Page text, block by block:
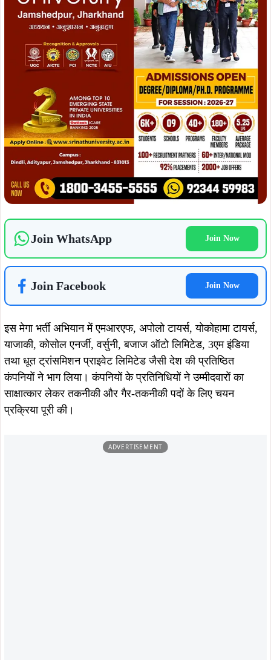
Join WhatsApp Join Now
Join Facebook Join Now
इस मेगा भर्ती अभियान में एमआरएफ, अपोलो टायर्स, योकोहामा टायर्स,
याजाकी, कोसोल एनर्जी, वर्सुनी, बजाज ऑटो लिमिटेड, 3एम इंडिया
तथा धूत ट्रांसमिशन प्राइवेट लिमिटेड जैसी देश की प्रतिष्ठित
कंपनियों ने भाग लिया। कंपनियों के प्रतिनिधियों ने उम्मीदवारों का
साक्षात्कार लेकर तकनीकी और गैर-तकनीकी पदों के लिए चयन
प्रक्रिया पूरी की।
ADVERTISEMENT